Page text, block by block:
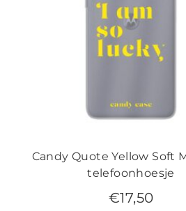
Candy Quote Yellow Soft
telefoonhoesje
€17,50